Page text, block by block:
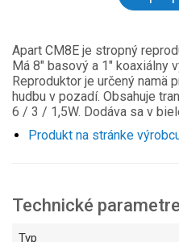
Apart CM8E je stropný
Má 8" basový a 1" koaxiálny
Reproduktor je určený namä
hudbu v pozadí. Obsahuje
6 / 3 / 1,5W. Dodáva sa v
Produkt na stránke
Technické parametre
Typ